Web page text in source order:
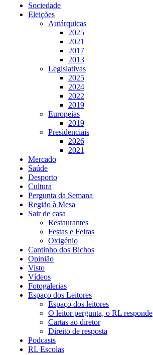
Sociedade
Eleições
Autárquicas
2025
2021
2017
2013
Legislativas
2025
2024
2022
2019
Europeias
2019
Presidenciais
2026
2021
Mercado
Saúde
Desporto
Cultura
Pergunta da Semana
Região à Mesa
Sair de casa
Restaurantes
Festas e Feiras
Oxigénio
Cantinho dos Bichos
Opinião
Visto
Vídeos
Fotogalerias
Espaço dos Leitores
Espaço dos leitores
O leitor pergunta, o RL responde
Cartas ao diretor
Direito de resposta
Podcasts
RL Escolas